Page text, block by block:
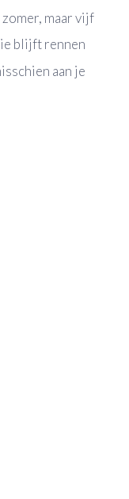
maar vijf
blijft rennen
aan je